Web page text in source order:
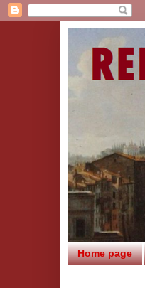
Home page